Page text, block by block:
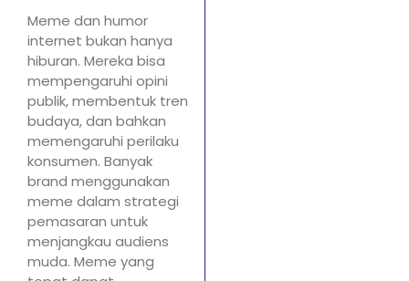
Meme dan humor
internet bukan hanya
hiburan. Mereka bisa
mempengaruhi opini
publik, membentuk tren
budaya, dan bahkan
memengaruhi perilaku
konsumen. Banyak
brand menggunakan
meme dalam strategi
pemasaran untuk
menjangkau audiens
muda. Meme yang